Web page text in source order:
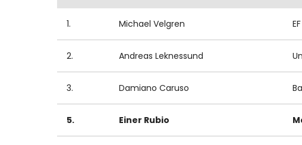
1. Michael Velgren
2. Andreas Leknessund
3. Damiano Caruso
5. Einer Rubio